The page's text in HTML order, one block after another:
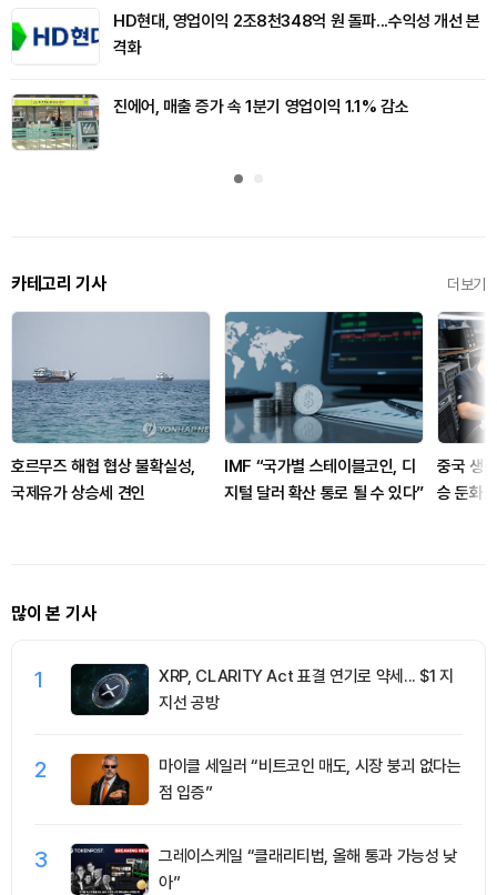
HD현대, 영업이익 2조8천348억 원 돌파...수익성 개선 본
격화
진에어, 매출 증가 속 1분기 영업이익 1.1% 감소
카테고리 기사 더보기
호르무즈 해협 협상 불확실성,
국제유가 상승세 견인
IMF “국가별 스테이블코인, 디
지털 달러 확산 통로 될 수 있다”
중국 생
승 둔화…
많이 본 기사
1
XRP, CLARITY Act 표결 연기로 약세... $1 지
지선 공방
2
마이클 세일러 “비트코인 매도, 시장 붕괴 없다는
점 입증”
3
그레이스케일 “클래리티법, 올해 통과 가능성 낮
아”